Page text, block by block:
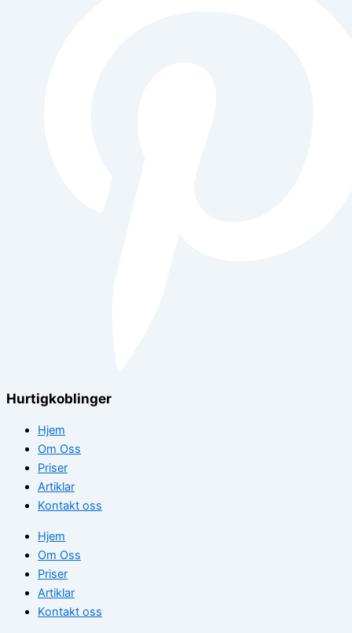
Hurtigkoblinger
Hjem
Om Oss
Priser
Artiklar
Kontakt oss
Hjem
Om Oss
Priser
Artiklar
Kontakt oss